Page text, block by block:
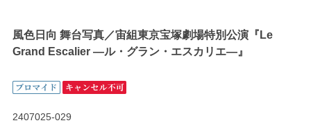
風色日向 舞台写真／宙組東京宝塚劇場特別公演『Le
Grand Escalier ―ル・グラン・エスカリエ―』
2407025-029